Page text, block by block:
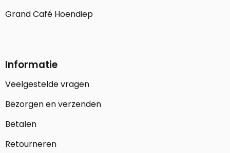
Grand Café Hoendiep
Informatie
Veelgestelde vragen
Bezorgen en verzenden
Betalen
Retourneren